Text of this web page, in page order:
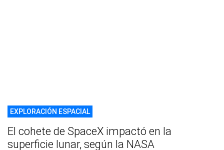
EXPLORACIÓN ESPACIAL
El cohete de SpaceX impactó en la
superficie lunar, según la NASA